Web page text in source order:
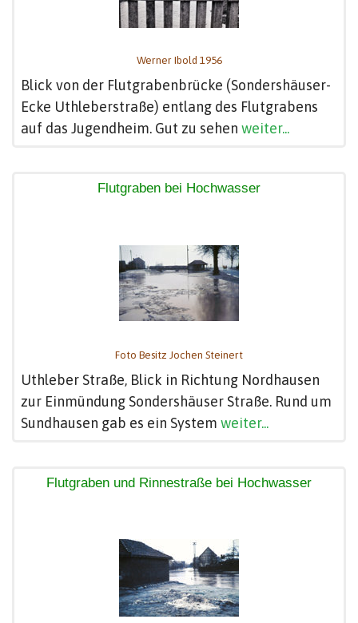
Werner Ibold 1956
Blick von der Flutgrabenbrücke (Sondershäuser-
Ecke Uthleberstraße) entlang des Flutgrabens
auf das Jugendheim. Gut zu sehen weiter...
Flutgraben bei Hochwasser
Foto Besitz Jochen Steinert
Uthleber Straße, Blick in Richtung Nordhausen
zur Einmündung Sondershäuser Straße. Rund um
Sundhausen gab es ein System weiter...
Flutgraben und Rinnestraße bei Hochwasser